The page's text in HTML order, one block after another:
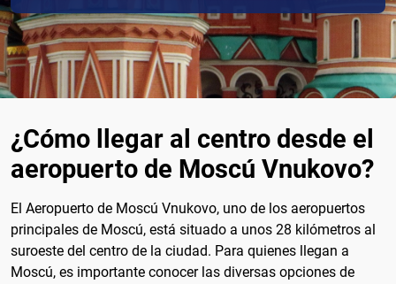
¿Cómo llegar al centro desde el
aeropuerto de Moscú Vnukovo?
El Aeropuerto de Moscú Vnukovo, uno de los aeropuertos
principales de Moscú, está situado a unos 28 kilómetros al
suroeste del centro de la ciudad. Para quienes llegan a
Moscú, es importante conocer las diversas opciones de